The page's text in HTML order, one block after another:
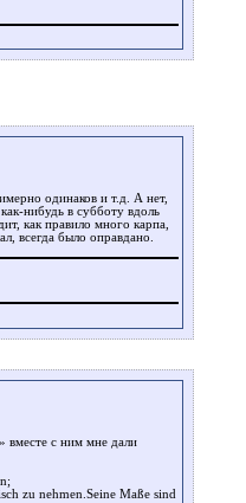
одинаков и т.д. А нет,
нибудь в субботу вдоль
как правило много карпа,
всегда было оправдано.
» вместе с ним мне дали
zu nehmen.Seine Maße sind